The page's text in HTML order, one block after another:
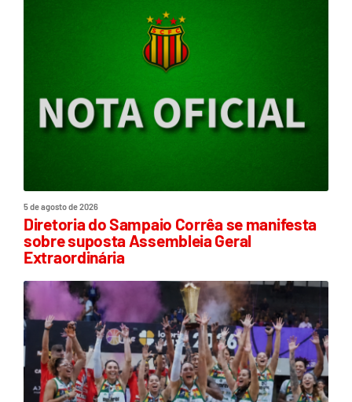
5 de agosto de 2026
Diretoria do Sampaio Corrêa se manifesta
sobre suposta Assembleia Geral
Extraordinária